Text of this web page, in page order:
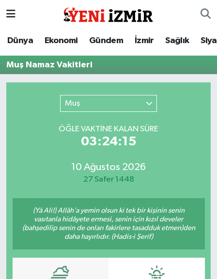
Dünya Ekonomi Gündem İzmir Sağlık
Muş Namaz Vakitleri
Muş
ÖĞLE VAKTİNE KALAN SÜRE
03:24:15
10 Ağustos 2026
27 Safer 1448
(Yâ Ali!) Allâh’a yemin olsun ki tek bir kişinin senin
vasıtanla hidâyete ermesi, senin için kızıl develer
(bahşedilip senin de onları fakirlere tasadduk etmen)den
daha hayırlıdır. (Hadis-i Şerif)
Dünya
Ekonomi
Resmi İlanlar
Spor
Teknoloji
İzmir Nöbetçi Eczaneler
İzmir Hava Durumu
İzmir Trafik Yoğunluk Haritası
Süper Lig Puan Durumu ve Fikstür
Haber Arşivi